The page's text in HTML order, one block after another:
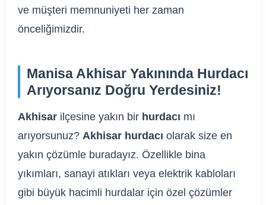
ve müşteri memnuniyeti her zaman
önceliğimizdir.
Manisa Akhisar Yakınında Hurdacı
Arıyorsanız Doğru Yerdesiniz!
Akhisar ilçesine yakın bir hurdacı mı
arıyorsunuz? Akhisar hurdacı olarak size en
yakın çözümle buradayız. Özellikle bina
yıkımları, sanayi atıkları veya elektrik kabloları
gibi büyük hacimli hurdalar için özel çözümler